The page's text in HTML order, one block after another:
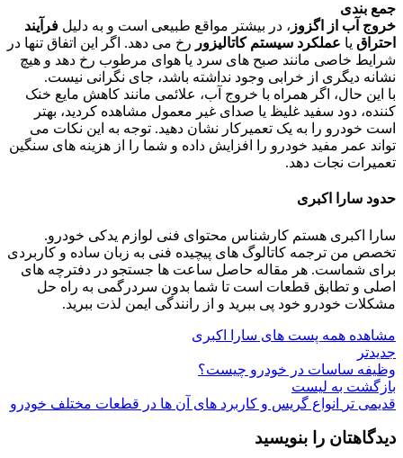
جمع بندی
خروج آب از اگزوز ، در بیشتر مواقع طبیعی است و به دلیل فرآیند
احتراق یا عملکرد سیستم کاتالیزور رخ می دهد. اگر این اتفاق تنها در
شرایط خاصی مانند صبح های سرد یا هوای مرطوب رخ دهد و هیچ
نشانه دیگری از خرابی وجود نداشته باشد، جای نگرانی نیست.
با این حال، اگر همراه با خروج آب، علائمی مانند کاهش مایع خنک
کننده، دود سفید غلیظ یا صدای غیر معمول مشاهده کردید، بهتر
است خودرو را به یک تعمیرکار نشان دهید. توجه به این نکات می
تواند عمر مفید خودرو را افزایش داده و شما را از هزینه های سنگین
تعمیرات نجات دهد.
حدود سارا اکبری
سارا اکبری هستم کارشناس محتوای فنی لوازم یدکی خودرو.
تخصص من ترجمه کاتالوگ‌ های پیچیده فنی به زبان ساده و کاربردی
برای شماست. هر مقاله حاصل ساعت‌ ها جستجو در دفترچه‌ های
اصلی و تطابق قطعات است تا شما بدون سردرگمی به راه حل
مشکلات خودرو خود پی ببرید و از رانندگی ایمن لذت ببرید.
مشاهده همه پست های سارا اکبری
جدیدتر
وظیفه ساسات در خودرو چیست؟
بازگشت به لیست
قدیمی تر
انواع گریس و کاربرد های آن‌ ها در قطعات مختلف خودرو
دیدگاهتان را بنویسید